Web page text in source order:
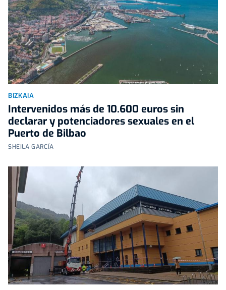
BIZKAIA
Intervenidos más de 10.600 euros sin
declarar y potenciadores sexuales en el
Puerto de Bilbao
SHEILA GARCÍA